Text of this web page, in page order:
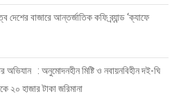
দেশের বাজারে আন্তর্জাতিক কফি ব্র্যান্ড ‘ক্যাফে
: অনুমোদনহীন মিষ্টি ও নবায়নবিহীন দই-ঘি
২০ হাজার টাকা জরিমানা